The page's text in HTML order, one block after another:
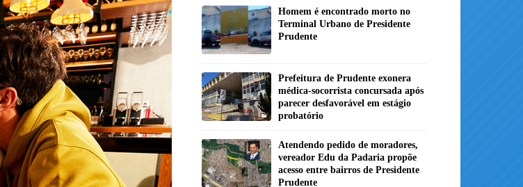
Homem é encontrado morto no
Terminal Urbano de Presidente
Prudente
Prefeitura de Prudente exonera
médica-socorrista concursada após
parecer desfavorável em estágio
probatório
Atendendo pedido de moradores,
vereador Edu da Padaria propõe
acesso entre bairros de Presidente
Prudente